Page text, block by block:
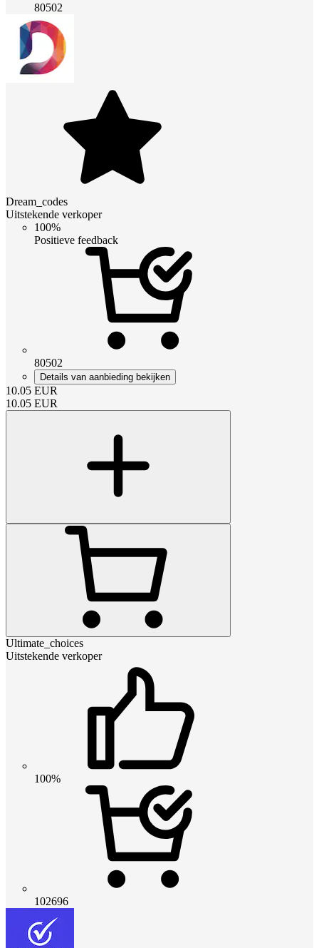
80502
Dream_codes
Uitstekende verkoper
100%
Positieve feedback
80502
Details van aanbieding bekijken
10.05 EUR
10.05 EUR
Ultimate_choices
Uitstekende verkoper
100%
102696